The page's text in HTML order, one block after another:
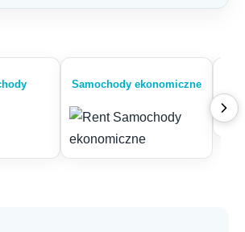
Samochody ekonomiczne